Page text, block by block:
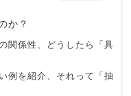
か？
関係性、どうしたら「具
例を紹介、それって「抽